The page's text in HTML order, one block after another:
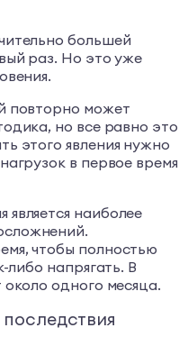
большей
раз. Но это уже
повторно может
но все равно это
этого явления нужно
в первое время
наиболее
чтобы полностью
либо напрягать. В
одного месяца.